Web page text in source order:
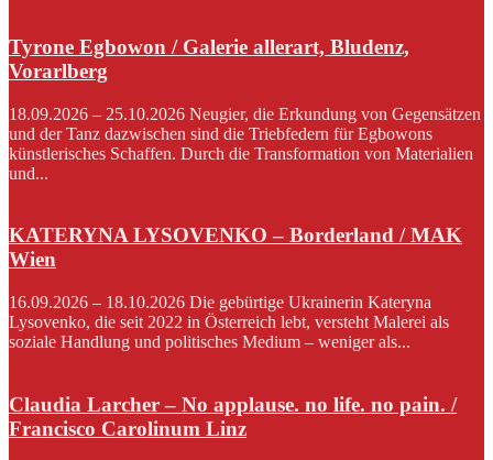
Tyrone Egbowon / Galerie allerart, Bludenz,
Vorarlberg
18.09.2026 – 25.10.2026 Neugier, die Erkundung von Gegensätzen
und der Tanz dazwischen sind die Triebfedern für Egbowons
künstlerisches Schaffen. Durch die Transformation von Materialien
und...
KATERYNA LYSOVENKO – Borderland / MAK
Wien
16.09.2026 – 18.10.2026 Die gebürtige Ukrainerin Kateryna
Lysovenko, die seit 2022 in Österreich lebt, versteht Malerei als
soziale Handlung und politisches Medium – weniger als...
Claudia Larcher – No applause. no life. no pain. /
Francisco Carolinum Linz